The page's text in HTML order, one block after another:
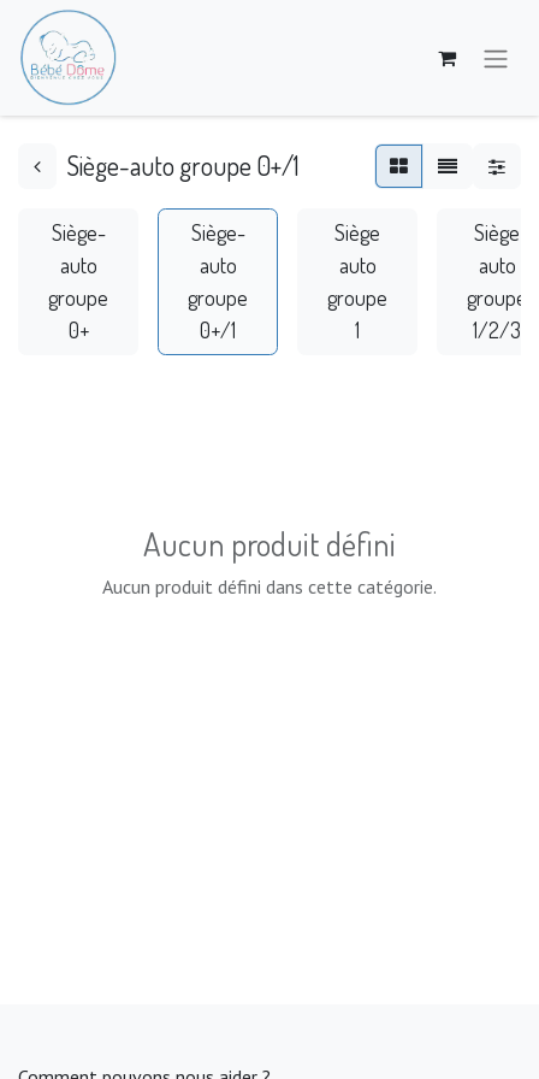
Siège-auto groupe 0+/1
Siège-
auto
groupe
0+
Siège-
auto
groupe
0+/1
Siège
auto
groupe
1
Siège
auto
groupe
1/2/3
Aucun produit défini
Aucun produit défini dans cette catégorie.